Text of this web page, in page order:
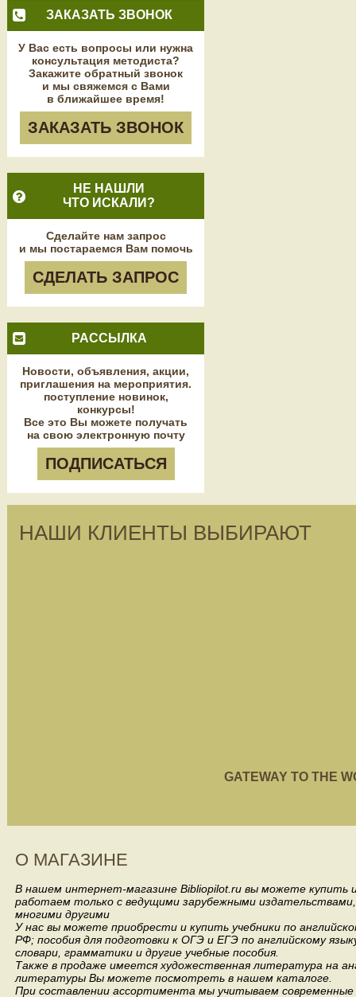
ЗАКАЗАТЬ ЗВОНОК
У Вас есть вопросы или нужна
консультация методиста?
Закажите обратный звонок
и мы свяжемся с Вами
в ближайшее время!
ЗАКАЗАТЬ ЗВОНОК
НЕ НАШЛИ
ЧТО ИСКАЛИ?
Сделайте нам запрос
и мы постараемся Вам помочь
СДЕЛАТЬ ЗАПРОС
РАССЫЛКА
Новости, объявления, акции,
приглашения на мероприятия.
поступление новинок,
конкурсы!
Все это Вы можете получать
на свою электронную почту
ПОДПИСАТЬСЯ
НАШИ КЛИЕНТЫ ВЫБИРАЮТ
GATEWAY TO THE
О МАГАЗИНЕ
В нашем интернет-магазине Bibliopilot.ru вы можете купить
работаем только с ведущими зарубежными издательствами,
многими другими
У нас вы можете приобрести и купить учебники по
РФ; пособия для подготовки к ОГЭ и ЕГЭ по английскому
словари, грамматики и другие учебные пособия.
Также в продаже имеется художественная литература на
литературы Вы можете посмотреть в нашем каталоге.
При составлении ассортимента мы учитываем